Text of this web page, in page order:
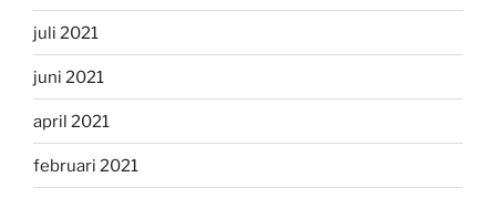
juli 2021
juni 2021
april 2021
februari 2021